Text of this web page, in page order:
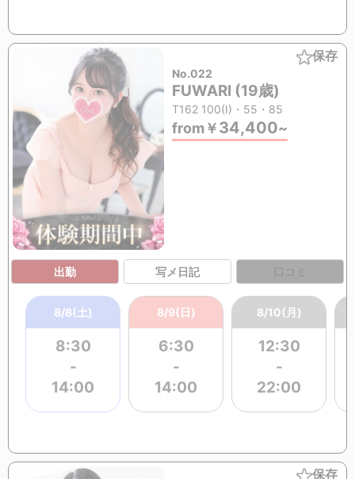
保存
No.022
FUWARI (19歳)
T162 100(I)・55・85
from￥34,400~
出勤 写メ日記
8/8(土)
8:30
-
14:00
8/9(日)
6:30
-
14:00
8/10(月)
12:30
-
22:00
保存